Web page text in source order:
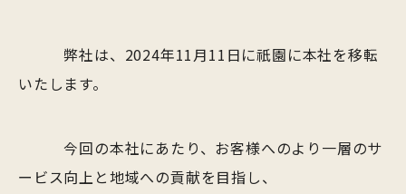
弊社は、2024年11月11日に祇園に本社を移転
いたします。
今回の本社にあたり、お客様へのより一層のサ
ービス向上と地域への貢献を目指し、